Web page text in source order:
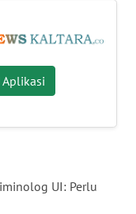
UI: Perlu